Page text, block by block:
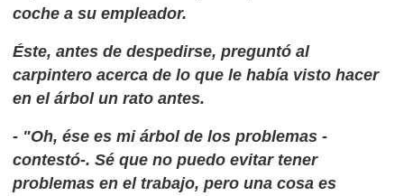
coche a su empleador.
Éste, antes de despedirse, preguntó al
carpintero acerca de lo que le había visto hacer
en el árbol un rato antes.
- "Oh, ése es mi árbol de los problemas -
contestó-. Sé que no puedo evitar tener
problemas en el trabajo, pero una cosa es